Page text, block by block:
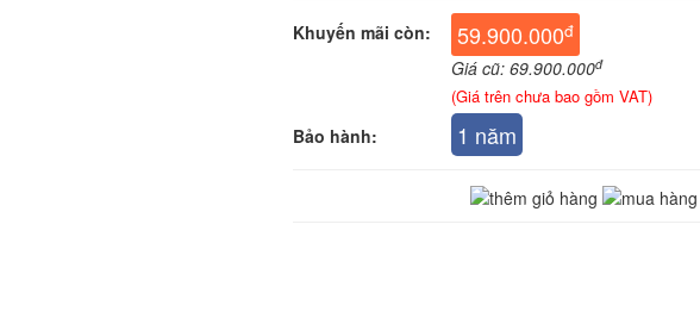
Khuyến mãi còn: 59.900.000đ
Giá cũ: 69.900.000đ
(Giá trên chưa bao gồm VAT)
Bảo hành: 1 năm